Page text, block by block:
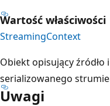
Wartość właściwości
StreamingContext
Obiekt opisujący źródło
serializowanego
Uwagi